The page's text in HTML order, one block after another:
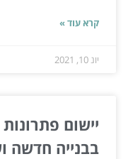
קרא עוד »
יונ 10, 2021
יישום
בבנייה חדשה